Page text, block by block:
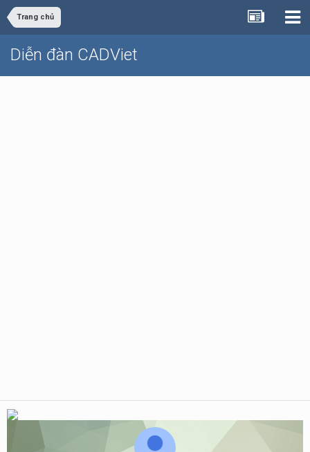
Trang chủ
Diễn đàn CADViet